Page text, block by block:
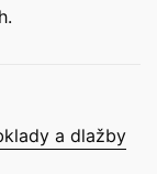
a dlažby